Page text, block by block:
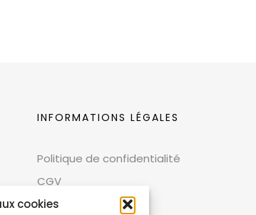
cookies
INFORMATIONS LÉGALES
Politique de confidentialité
CGV
CGU